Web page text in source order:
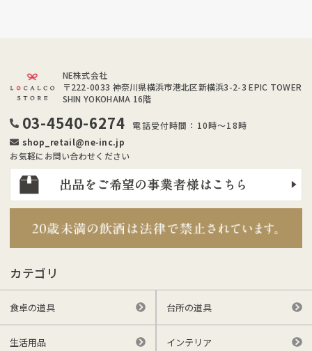
NE株式会社
〒222-0033 神奈川県横浜市港北区新横浜3-2-3 EPIC TOWER
SHIN YOKOHAMA 16階
03-4540-6274
電話受付時間：10時～18時
shop_retail@ne-inc.jp
お気軽にお問い合わせください
カテゴリ
食卓の道具 台所の道具
生活用品 インテリア